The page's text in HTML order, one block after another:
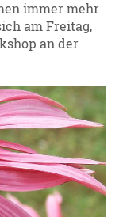
immer mehr
am Freitag,
an der